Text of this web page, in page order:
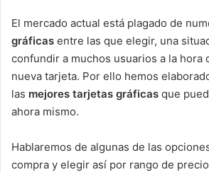
El mercado actual está plagado de
gráficas entre las que elegir, una
confundir a muchos usuarios a la hora
nueva tarjeta. Por ello hemos
las mejores tarjetas gráficas que
ahora mismo.
Hablaremos de algunas de las
compra y elegir así por rango de